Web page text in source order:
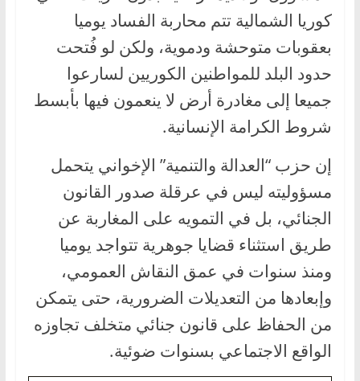
كوريا الشمالية تتم محاربة الفساد يوميا
بعقوبات متوحشة ودموية، ولكن لو فُتحت
حدود البلد للمواطنين الكوريين لسارعوا
جميعا إلى مغادرة أرض لا ينعمون فيها بأبسط
شروط الكرامة الإنسانية.
إن حزب “العدالة والتنمية” الإخواني يتحمل
مسؤوليته ليس في عرقلة صدور القانون
الجنائي، بل في التمويه على المغاربة عن
طريق استثناء قضايا جوهرية تتواجد يوميا
ومنذ سنوات في عمق النقاش العمومي،
وإبعادها من التعديلات الضرورية، حتى يتمكن
من الحفاظ على قانون جنائي متخلف تجاوزه
الواقع الاجتماعي بسنوات ضوئية.